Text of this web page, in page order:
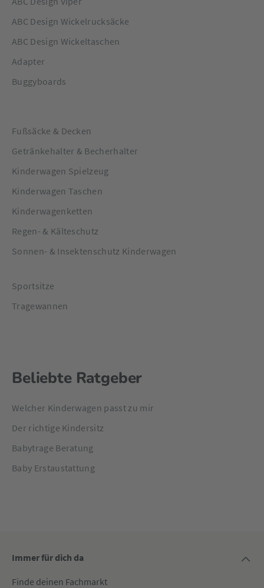
ABC Design Wickelrucksäcke
ABC Design Wickeltaschen
Adapter
Buggyboards
Fußsäcke & Decken
Getränkehalter & Becherhalter
Kinderwagen Spielzeug
Kinderwagen Taschen
Kinderwagenketten
Regen- & Kälteschutz
Sonnen- & Insektenschutz Kinderwagen
Sportsitze
Tragewannen
Beliebte Ratgeber
Welcher Kinderwagen passt zu mir
Der richtige Kindersitz
Babytrage Beratung
Baby Erstaustattung
Immer für dich da
Finde deinen Fachmarkt